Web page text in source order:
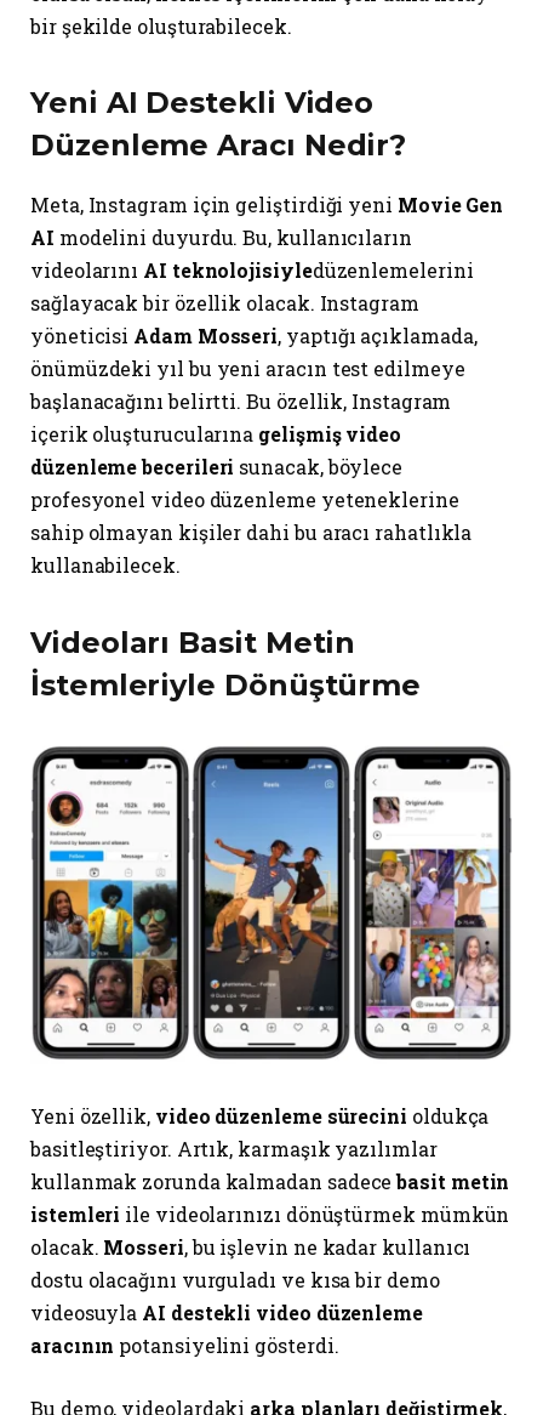
bir şekilde oluşturabilecek.
Yeni AI Destekli Video
Düzenleme Aracı Nedir?
Meta, Instagram için geliştirdiği yeni Movie Gen
AI modelini duyurdu. Bu, kullanıcıların
videolarını AI teknolojisiyledüzenlemelerini
sağlayacak bir özellik olacak. Instagram
yöneticisi Adam Mosseri, yaptığı açıklamada,
önümüzdeki yıl bu yeni aracın test edilmeye
başlanacağını belirtti. Bu özellik, Instagram
içerik oluşturucularına gelişmiş video
düzenleme becerileri sunacak, böylece
profesyonel video düzenleme yeteneklerine
sahip olmayan kişiler dahi bu aracı rahatlıkla
kullanabilecek.
Videoları Basit Metin
İstemleriyle Dönüştürme
Yeni özellik, video düzenleme sürecini oldukça
basitleştiriyor. Artık, karmaşık yazılımlar
kullanmak zorunda kalmadan sadecebasit metin
istemleri ile videolarınızı dönüştürmek mümkün
olacak. Mosseri, bu işlevin ne kadar kullanıcı
dostu olacağını vurguladı ve kısa bir demo
videosuyla AI destekli video düzenleme
aracının potansiyelini gösterdi.
Bu demo, videolardaki arka planları değiştirmek,